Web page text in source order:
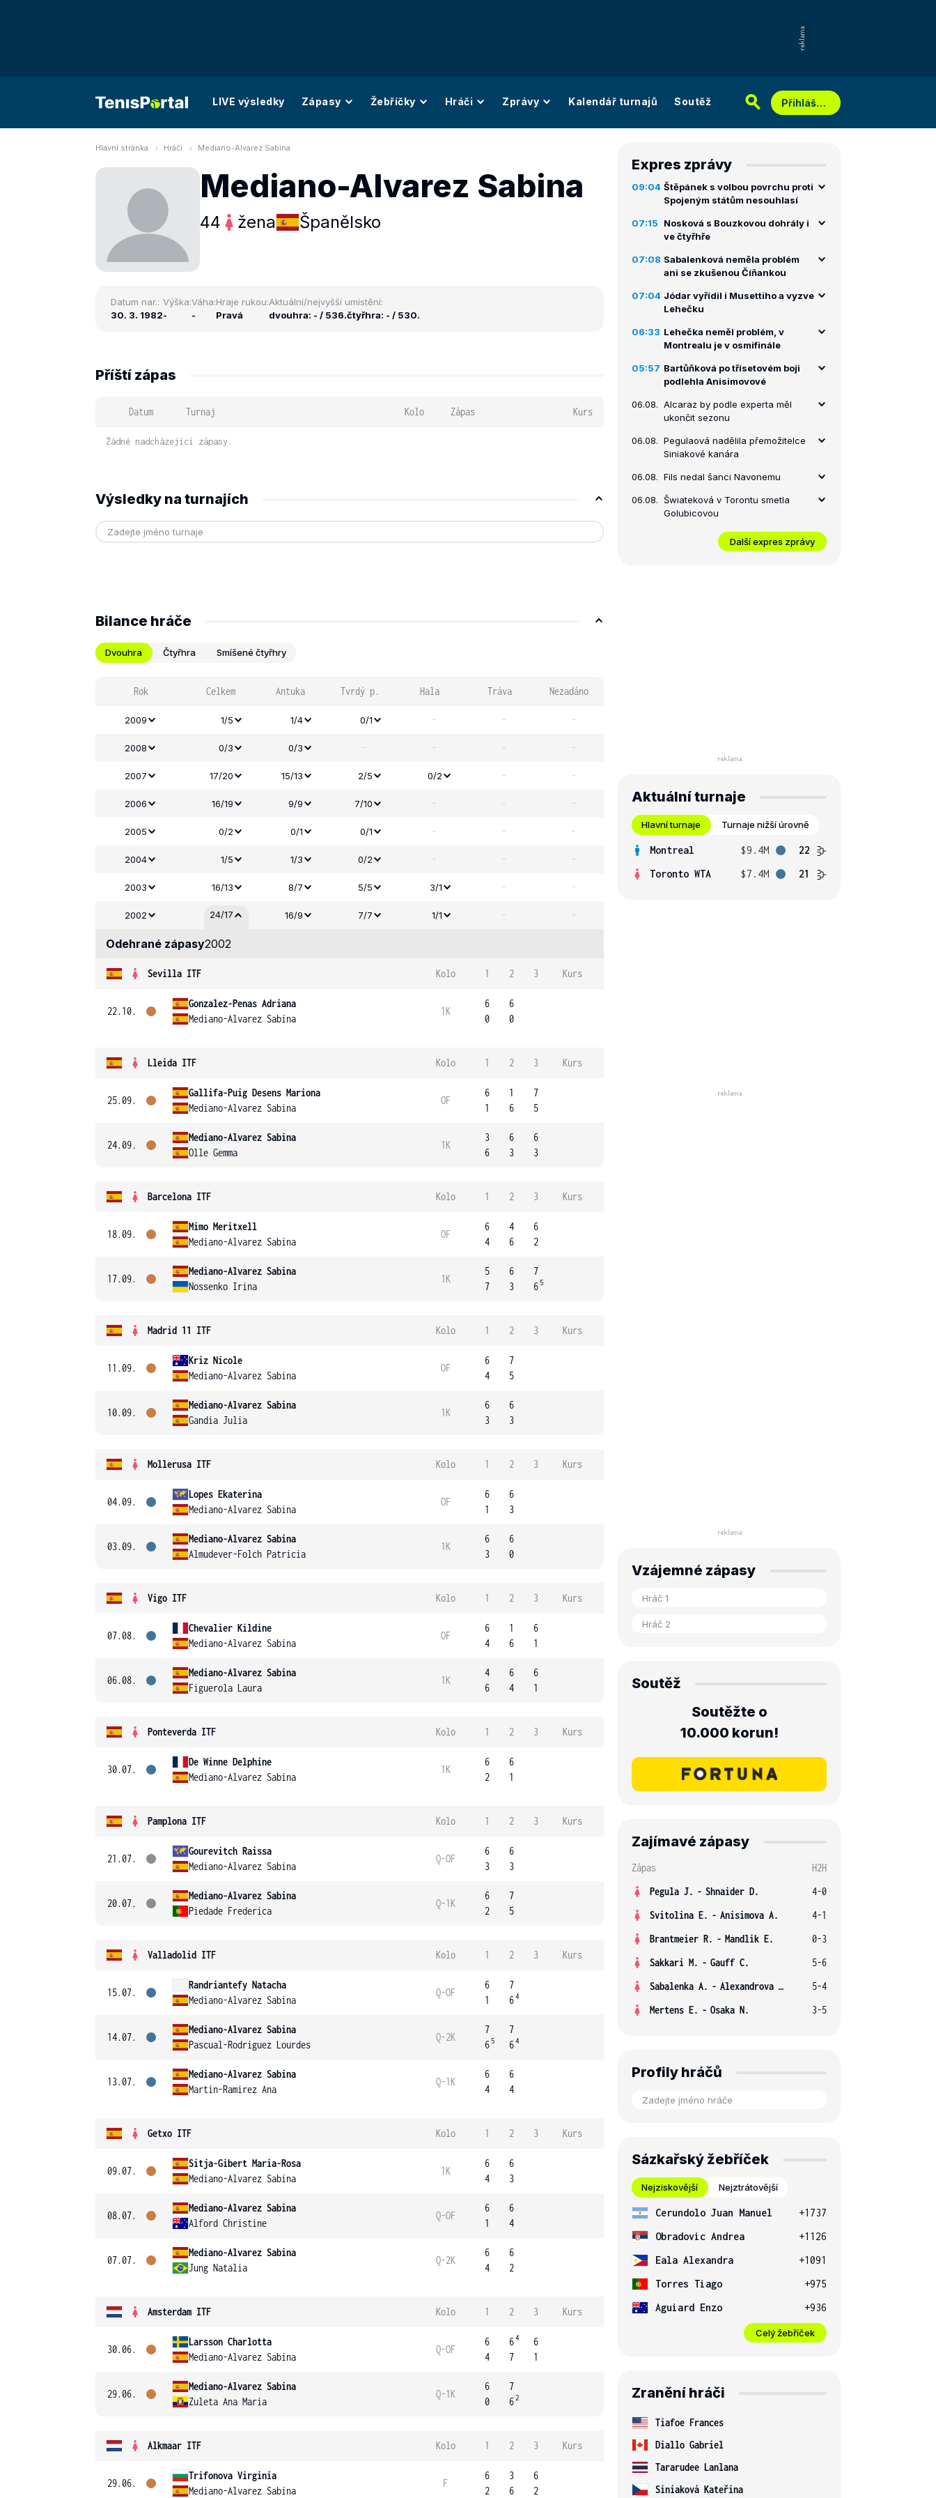
LIVE výsledky Zápasy Žebříčky Hráči Zprávy Kalendář turnajů Soutěž Přihlášení
Hlavní stránka Hráči Mediano-Alvarez Sabina
Mediano-Alvarez Sabina
44 žena Španělsko
Datum nar.:
30. 3. 1982
Výška:
-
Váha:
-
Hraje rukou:
Pravá
Aktuální/nejvyšší umístění:
dvouhra: - / 536.čtyřhra: - / 530.
Příští zápas
Datum Turnaj Kolo Zápas Kurs
Žádné nadcházející zápasy.
Výsledky na turnajích
Bilance hráče
Dvouhra Čtyřhra Smíšené čtyřhry
Rok Celkem Antuka Tvrdý p. Hala Tráva Nezadáno
2009 1/5 1/4 0/1 - - -
2008 0/3 0/3 - - - -
2007 17/20 15/13 2/5 0/2 - -
2006 16/19 9/9 7/10 - - -
2005 0/2 0/1 0/1 - - -
2004 1/5 1/3 0/2 - - -
2003 16/13 8/7 5/5 3/1 - -
2002 24/17 16/9 7/7 1/1 - -
Odehrané zápasy2002
Sevilla ITF Kolo 1 2 3 Kurs
22.10.
Gonzalez-Penas Adriana
Mediano-Alvarez Sabina
1K
6
0
6
0
Lleida ITF Kolo 1 2 3 Kurs
25.09.
Gallifa-Puig Desens Mariona
Mediano-Alvarez Sabina
OF
6
1
1
6
7
5
24.09.
Mediano-Alvarez Sabina
Olle Gemma
1K
3
6
6
3
6
3
Barcelona ITF Kolo 1 2 3 Kurs
18.09.
Mimo Meritxell
Mediano-Alvarez Sabina
OF
6
4
4
6
6
2
17.09.
Mediano-Alvarez Sabina
Nossenko Irina
1K
5
7
6
3
7
6 5
Madrid 11 ITF Kolo 1 2 3 Kurs
11.09.
Kriz Nicole
Mediano-Alvarez Sabina
OF
6
4
7
5
10.09.
Mediano-Alvarez Sabina
Gandia Julia
1K
6
3
6
3
Mollerusa ITF Kolo 1 2 3 Kurs
04.09.
Lopes Ekaterina
Mediano-Alvarez Sabina
OF
6
1
6
3
03.09.
Mediano-Alvarez Sabina
Almudever-Folch Patricia
1K
6
3
6
0
Vigo ITF Kolo 1 2 3 Kurs
07.08.
Chevalier Kildine
Mediano-Alvarez Sabina
OF
6
4
1
6
6
1
06.08.
Mediano-Alvarez Sabina
Figuerola Laura
1K
4
6
6
4
6
1
Ponteverda ITF Kolo 1 2 3 Kurs
30.07.
De Winne Delphine
Mediano-Alvarez Sabina
1K
6
2
6
1
Pamplona ITF Kolo 1 2 3 Kurs
21.07.
Gourevitch Raissa
Mediano-Alvarez Sabina
Q-OF
6
3
6
3
20.07.
Mediano-Alvarez Sabina
Piedade Frederica
Q-1K
6
2
7
5
Valladolid ITF Kolo 1 2 3 Kurs
15.07.
Randriantefy Natacha
Mediano-Alvarez Sabina
Q-OF
6
1
7
64
14.07.
Mediano-Alvarez Sabina
Pascual-Rodriguez Lourdes
Q-2K
7
6 5
7
64
13.07.
Mediano-Alvarez Sabina
Martin-Ramirez Ana
Q-1K
6
4
6
4
Getxo ITF Kolo 1 2 3 Kurs
09.07.
Sitja-Gibert Maria-Rosa
Mediano-Alvarez Sabina
1K
6
4
6
3
08.07.
Mediano-Alvarez Sabina
Alford Christine
Q-OF
6
1
6
4
07.07.
Mediano-Alvarez Sabina
Jung Natalia
Q-2K
6
4
6
2
Amsterdam ITF Kolo 1 2 3 Kurs
30.06.
Larsson Charlotta
Mediano-Alvarez Sabina
Q-OF
6
4
64
7
6
1
29.06.
Mediano-Alvarez Sabina
Zuleta Ana Maria
Q-1K
6
0
7
62
Alkmaar ITF Kolo 1 2 3 Kurs
29.06.
Trifonova Virginia
Mediano-Alvarez Sabina
F
6
2
3
6
6
2
Expres zprávy
09:04 Štěpánek s volbou povrchu proti
Spojeným státům nesouhlasí
07:15
Nosková s Bouzkovou dohrály i
ve čtyřhře
07:08 Sabalenková neměla problém
ani se zkušenou Číňankou
07:04 Jódar vyřídil i Musettiho a vyzve
Lehečku
06:33 Lehečka neměl problém, v
Montrealu je v osmifinále
05:57 Bartůňková po třísetovém boji
podlehla Anisimovové
06.08. Alcaraz by podle experta měl
ukončit sezonu
06.08. Pegulaová nadělila přemožitelce
Siniakové kanára
06.08. Fils nedal šanci Navonemu
06.08. Šwiateková v Torontu smetla
Golubicovou
Další expres zprávy
Aktuální turnaje
Hlavní turnaje Turnaje nižší úrovně
Montreal $9.4M
22
Toronto WTA
$7.4M 21
Vzájemné zápasy
Soutěž
Soutěžte o
10.000 korun!
Zajímavé zápasy
Zápas
H2H
Pegula J. - Shnaider D.
4-0
Svitolina E. - Anisimova A.
4-1
Brantmeier R. - Mandlik E.
0-3
Sakkari M. - Gauff C.
5-6
Sabalenka A. - Alexandrova E.
5-4
Mertens E. - Osaka N. 3-5
Profily hráčů
Sázkařský žebříček
Nejziskovější Nejztrátovější
Cerundolo Juan Manuel
+1737
Obradovic Andrea
+1126
Eala Alexandra
+1091
Torres Tiago
+975
Aguiard Enzo
+936
Celý žebříček
Zranění hráči
Tiafoe Frances
Diallo Gabriel
Tararudee Lanlana
Siniaková Kateřina